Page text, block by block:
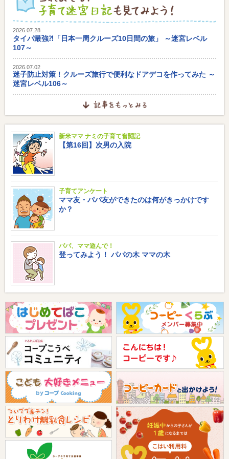
2026.07.28
タイパ最強⁈「日本一周クルーズ10日間の旅」 ～迷宮レベル
107～
2026.07.02
迷子防止対策！クルーズ旅行で便利なドアデコを作ってみた ～
迷宮レベル106～
新米ママ ナミの子育て奮闘記
【第16回】次男の入院
子育てアンケート
ママ友・パパ友ができたのは何がきっかけです
か？
パパ、ママ遊んで！
登ってみよう！ パパの木 ママの木